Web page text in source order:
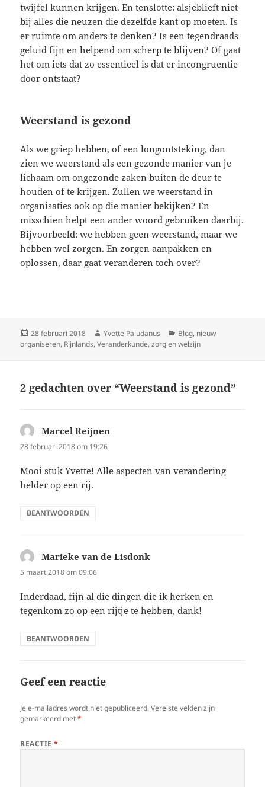
twijfel kunnen krijgen. En tenslotte: alsjeblieft niet
bij alles die neuzen die dezelfde kant op moeten. Is
er ruimte om anders te denken? Is een tegendraads
geluid fijn en helpend om scherp te blijven? Of gaat
het om iets dat zo essentieel is dat er incongruentie
door ontstaat?
Weerstand is gezond
Als we griep hebben, of een longontsteking, dan
zien we weerstand als een gezonde manier van je
lichaam om ongezonde zaken buiten de deur te
houden of te krijgen. Zullen we weerstand in
organisaties ook op die manier bekijken? En
misschien helpt een ander woord gebruiken daarbij.
Bijvoorbeeld: we hebben geen weerstand, maar we
hebben wel zorgen. En zorgen aanpakken en
oplossen, daar gaat veranderen toch over?
Geplaatst
op
28 februari 2018 Auteur
Yvette Paludanus Categorieën
Blog, nieuw
organiseren, Rijnlands,Veranderkunde,zorg en welzijn
2 gedachten over “Weerstand is gezond”
Marcel Reijnen
28 februari 2018 om 19:26
Mooi stuk Yvette! Alle aspecten van verandering
helder op een rij.
BEANTWOORDEN
Marieke van de Lisdonk
5 maart 2018 om 09:06
Inderdaad, fijn al die dingen die ik herken en
tegenkom zo op een rijtje te hebben, dank!
BEANTWOORDEN
Geef een reactie
Je e-mailadres wordt niet gepubliceerd. Vereiste velden zijn
gemarkeerd met*
REACTIE*